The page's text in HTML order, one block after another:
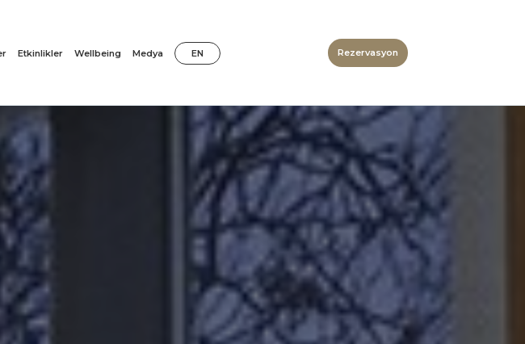
Etkinlikler Wellbeing Medya EN Rezervasyon